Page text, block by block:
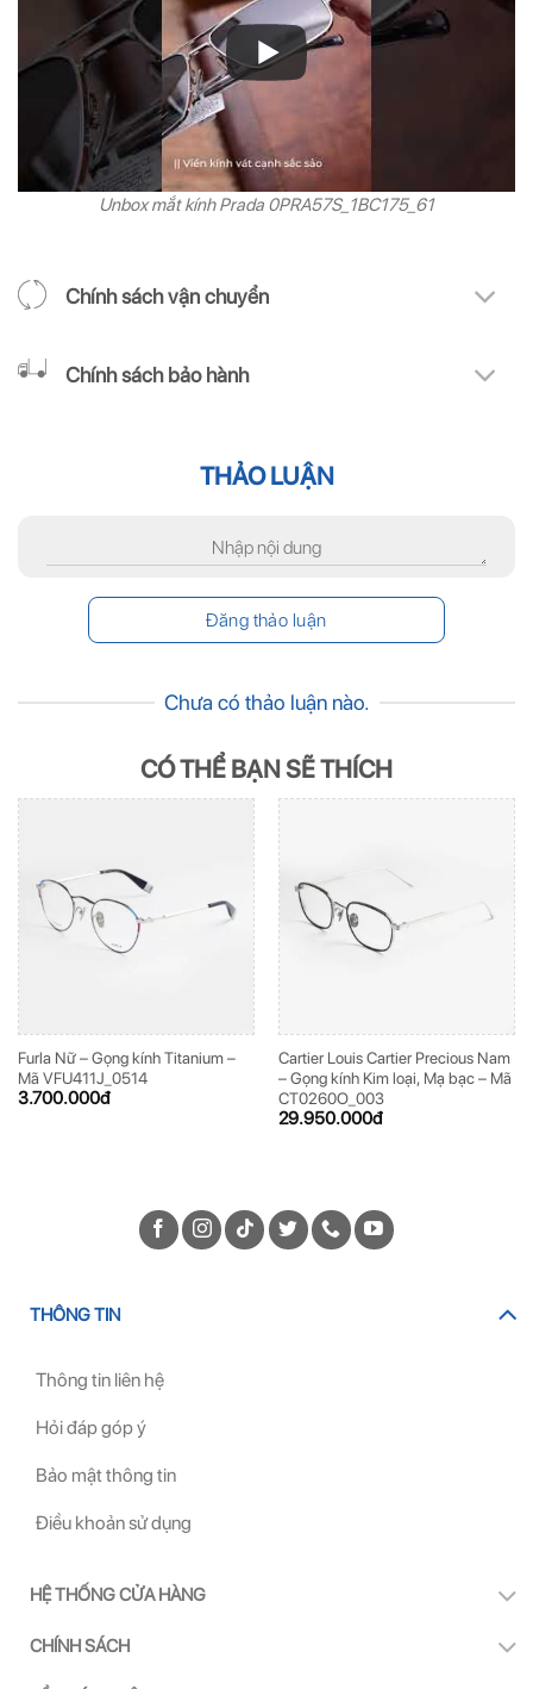
Unbox mắt kính Prada 0PRA57S_1BC175_61
Chính sách vận chuyển
Chính sách bảo hành
THẢO LUẬN
Chưa có thảo luận nào.
CÓ THỂ BẠN SẼ THÍCH
Furla Nữ – Gọng kính Titanium –
Mã VFU411J_0514
3.700.000đ
Cartier Louis Cartier Precious Nam
– Gọng kính Kim loại, Mạ bạc – Mã
CT0260O_003
29.950.000đ
THÔNG TIN
Thông tin liên hệ
Hỏi đáp góp ý
Bảo mật thông tin
Điều khoản sử dụng
HỆ THỐNG CỬA HÀNG
CHÍNH SÁCH